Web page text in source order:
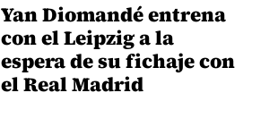
Yan Diomandé entrena
con el Leipzig a la
espera de su fichaje con
el Real Madrid